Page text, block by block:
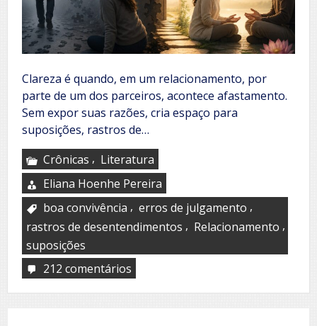
Clareza é quando, em um relacionamento, por
parte de um dos parceiros, acontece afastamento.
Sem expor suas razões, cria espaço para
suposições, rastros de…
Crônicas , Literatura
Eliana Hoenhe Pereira
boa convivência , erros de julgamento ,
rastros de desentendimentos , Relacionamento ,
suposições
212 comentários